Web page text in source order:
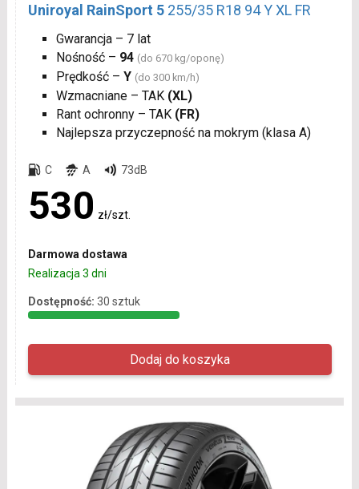
Uniroyal RainSport 5 255/35 R18 94 Y XL FR
Gwarancja – 7 lat
Nośność – 94 (do 670 kg/oponę)
Prędkość – Y (do 300 km/h)
Wzmacniane – TAK (XL)
Rant ochronny – TAK (FR)
Najlepsza przyczepność na mokrym (klasa A)
C A 73dB
530 zł/szt.
Darmowa dostawa
Realizacja 3 dni
Dostępność: 30 sztuk